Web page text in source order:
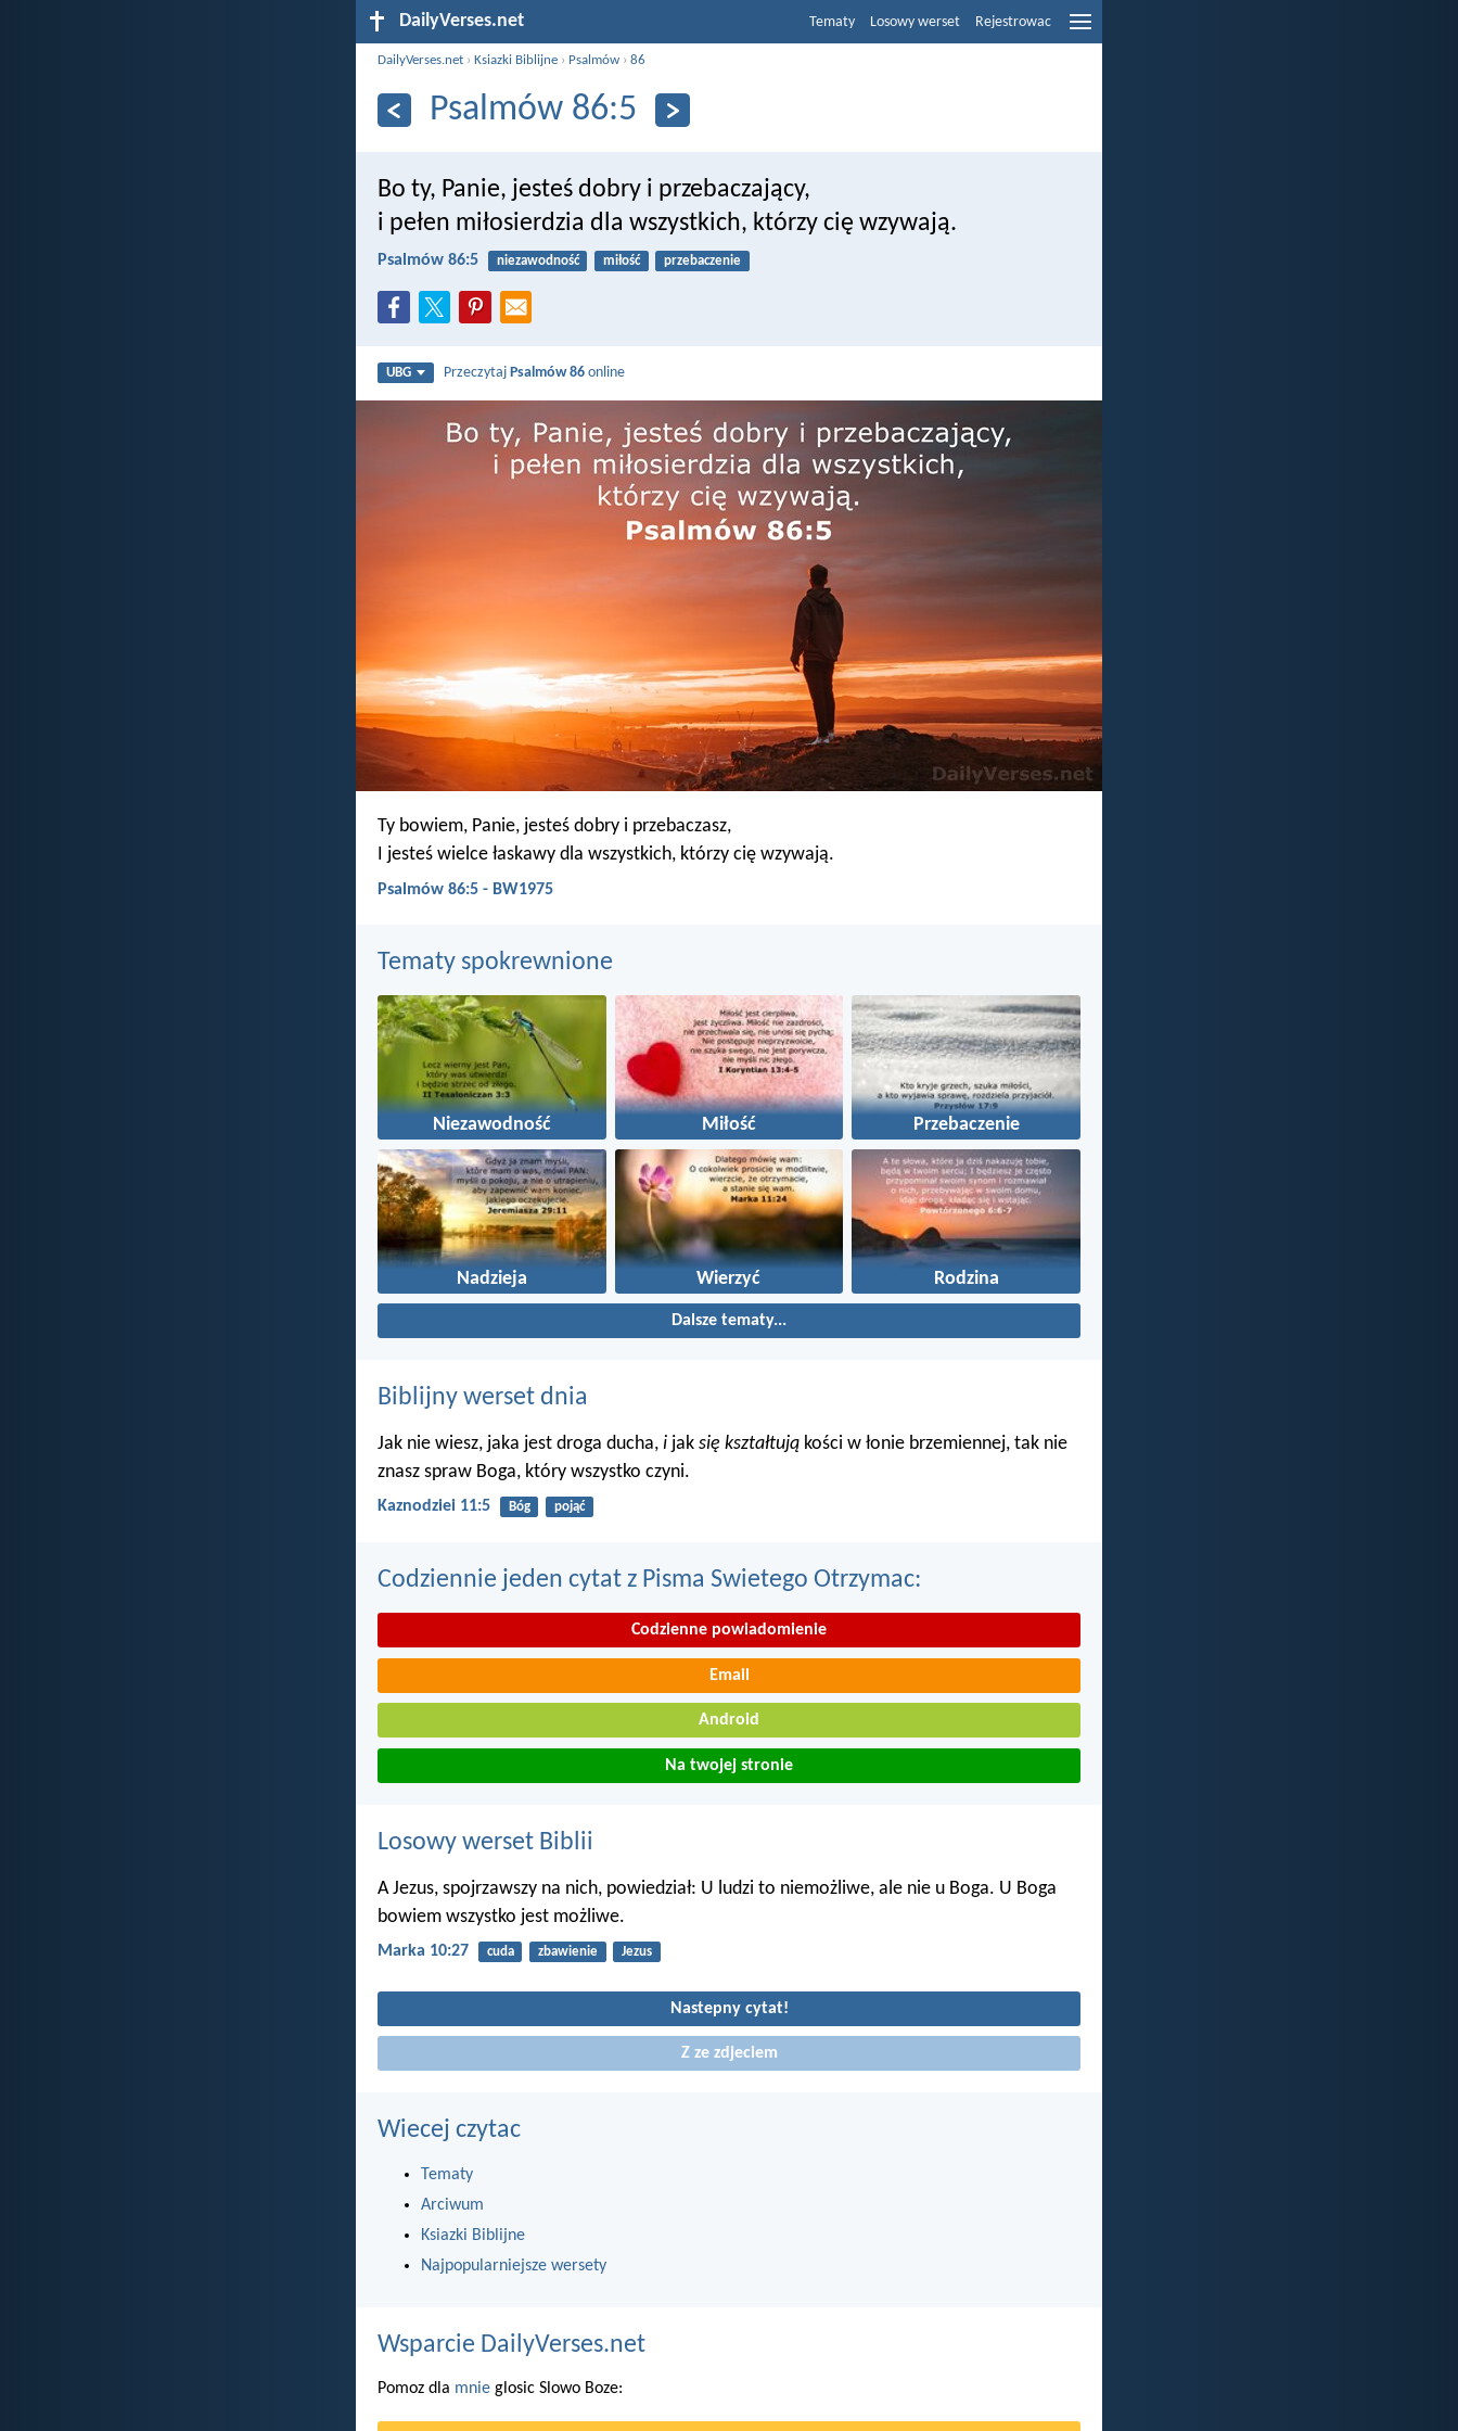
DailyVerses.net Tematy Losowy werset Rejestrowac
DailyVerses.net ›Ksiazki Biblijne › Psalmów ›86
Psalmów 86:5
Bo ty, Panie, jesteś dobry i przebaczający,
i pełen miłosierdzia dla wszystkich, którzy cię wzywają.
Psalmów 86:5 niezawodność miłość przebaczenie
UBG PrzeczytajPsalmów 86 online
Ty bowiem, Panie, jesteś dobry i przebaczasz,
I jesteś wielce łaskawy dla wszystkich, którzy cię wzywają.
Psalmów 86:5 - BW1975
Tematy spokrewnione
Niezawodność Miłość Przebaczenie
Nadzieja Wierzyć Rodzina
Dalsze tematy...
Biblijny werset dnia
Jak nie wiesz, jaka jest droga ducha, i jak się kształtują kości w łonie brzemiennej, tak nie
znasz spraw Boga, który wszystko czyni.
Kaznodziei 11:5 Bóg pojąć
Codziennie jeden cytat z Pisma Swietego Otrzymac:
Codzienne powiadomienie
Email
Android
Na twojej stronie
Losowy werset Biblii
A Jezus, spojrzawszy na nich, powiedział: U ludzi to niemożliwe, ale nie u Boga. U Boga
bowiem wszystko jest możliwe.
Marka 10:27 cuda zbawienie Jezus
Nastepny cytat!
Z ze zdjeciem
Wiecej czytac
Tematy
Arciwum
Ksiazki Biblijne
Najpopularniejsze wersety
Wsparcie DailyVerses.net
Pomoz dla mnie glosic Slowo Boze: